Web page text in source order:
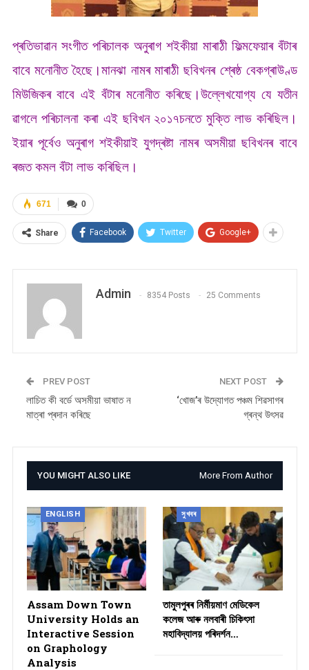
প্ৰতিভাৱান সংগীত পৰিচালক অনুৰাগ শইকীয়া মাৰাঠী ফিল্মফেয়াৰ বঁটাৰ
বাবে মনোনীত হৈছে।মানঝা নামৰ মাৰাঠী ছবিখনৰ শ্ৰেষ্ঠ বেকগ্ৰাউণ্ড
মিউজিকৰ বাবে এই বঁটাৰ মনোনীত কৰিছে।উল্লেখযোগ্য যে যতীন
ৱাগলে পৰিচালনা কৰা এই ছবিখন ২০১৭চনতে মুক্তি লাভ কৰিছিল।
ইয়াৰ পূৰ্বেও অনুৰাগ শইকীয়াই যুগদ্ৰষ্টা নামৰ অসমীয়া ছবিখনৰ বাবে
ৰজত কমল বঁটা লাভ কৰিছিল।
0
671
Share Facebook Twitter Google+
Admin 8354 Posts 25 Comments
PREV POST
লাচিত কী বৰ্ডে অসমীয়া ভাষাত ন
মাত্ৰা প্ৰদান কৰিছে
NEXT POST
‘খোজ’ৰ উদ্যোগত পঞ্চম শিৱসাগৰ
গ্ৰন্থ উৎসৱ
YOU MIGHT ALSO LIKE More From Author
ENGLISH
Assam Down Town
University Holds an
Interactive Session
on Graphology
Analysis
সুখবৰ
তামুলপুৰৰ নিৰ্মীয়মাণ মেডিকেল
কলেজ আৰু নলবাৰী চিকিৎসা
মহাবিদ্যালয় পৰিদৰ্শন…